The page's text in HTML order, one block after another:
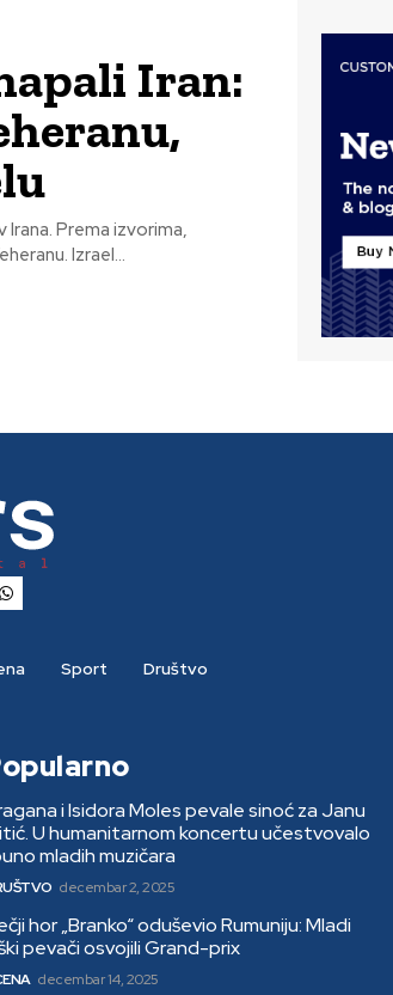
Iran:
Prema izvorima,
operacija je započela vazdušnim udarima na strateške ciljeve u Teheranu. Izrael...
Sport Društvo
i Isidora Moles pevale sinoć za Janu
U humanitarnom koncertu učestvovalo
mladih muzičara
decembar 2, 2025
hor „Branko“ oduševio Rumuniju: Mladi
pevači osvojili Grand-prix
decembar 14, 2025